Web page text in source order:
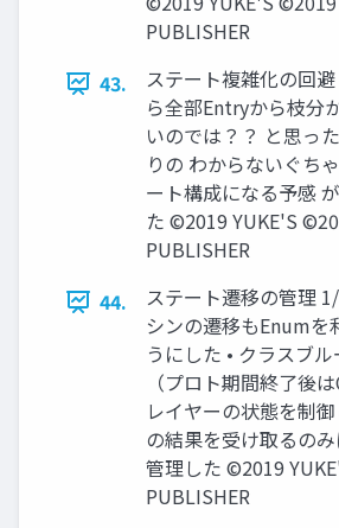
PUBLISHER
43.
ステート複雑化の回
ら全部Entryから枝分
いのでは？？ と思っ
りの わからないぐち
ート構成になる予感
た ©2019 YUKE'S
PUBLISHER
44.
ステート遷移の管理
シンの遷移もEnumを
うにした • クラスブ
（プロト期間終了後
レイヤーの状態を制
の結果を受け取るの
管理した ©2019
PUBLISHER